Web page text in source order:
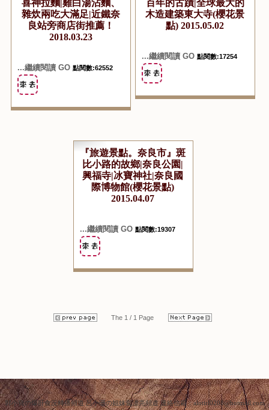
喜神拉麵|雞白湯沾麵、
雜炊兩吃大滿足|近鐵奈
良站旁商店街推薦！
2018.03.23
百年的古蹟|全球最大的
木造建築東大寺(櫻花景
點) 2015.05.02
『旅遊景點。奈良市』斑
比小路的故鄉|奈良公園|
興福寺|冰寶神社|奈良國
2015.04.07
The 1 / 1 Page